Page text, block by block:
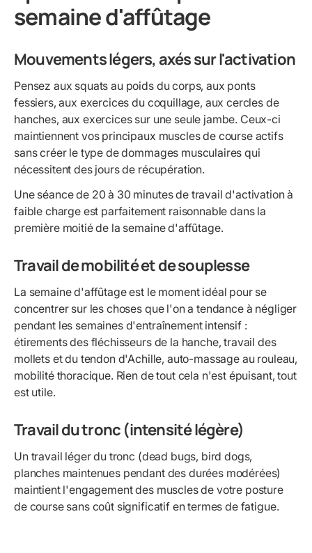
semaine d'affûtage
Mouvements légers, axés sur l'activation
Pensez aux squats au poids du corps, aux ponts
fessiers, aux exercices du coquillage, aux cercles de
hanches, aux exercices sur une seule jambe. Ceux-ci
maintiennent vos principaux muscles de course actifs
sans créer le type de dommages musculaires qui
nécessitent des jours de récupération.
Une séance de 20 à 30 minutes de travail d'activation à
faible charge est parfaitement raisonnable dans la
première moitié de la semaine d'affûtage.
Travail de mobilité et de souplesse
La semaine d'affûtage est le moment idéal pour se
concentrer sur les choses que l'on a tendance à négliger
pendant les semaines d'entraînement intensif :
étirements des fléchisseurs de la hanche, travail des
mollets et du tendon d'Achille, auto-massage au rouleau,
mobilité thoracique. Rien de tout cela n'est épuisant, tout
est utile.
Travail du tronc (intensité légère)
Un travail léger du tronc (dead bugs, bird dogs,
planches maintenues pendant des durées modérées)
maintient l'engagement des muscles de votre posture
de course sans coût significatif en termes de fatigue.